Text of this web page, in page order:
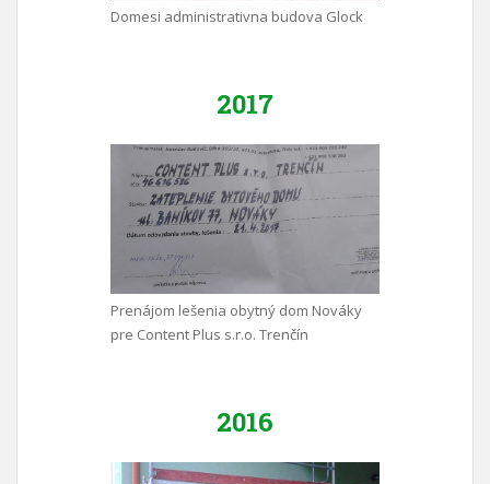
Domesi administrativna budova Glock
2017
Prenájom lešenia obytný dom Nováky
pre Content Plus s.r.o. Trenčín
2016